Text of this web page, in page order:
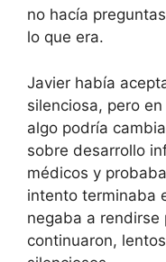
no hacía
lo que era.
Javier había
silenciosa, pero
algo podría
sobre desarrollo
médicos y
intento terminaba
negaba a rendirse
continuaron,